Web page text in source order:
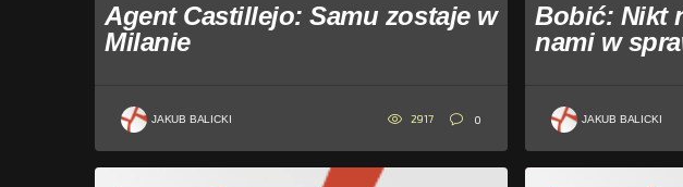
Agent Castillejo: Samu zostaje w
Milanie
JAKUB BALICKI 2917 0
Bobić: Nikt
nami w
JAKUB BALICKI